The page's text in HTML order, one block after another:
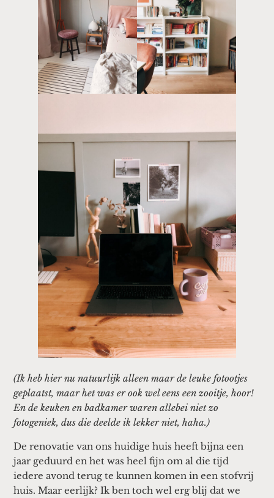
(Ik heb hier nu natuurlijk alleen maar de leuke fotootjes
geplaatst, maar het was er ook wel eens een zooitje, hoor!
En de keuken en badkamer waren allebei niet zo
fotogeniek, dus die deelde ik lekker niet, haha.)
De renovatie van ons huidige huis heeft bijna een
jaar geduurd en het was heel fijn om al die tijd
iedere avond terug te kunnen komen in een stofvrij
huis. Maar eerlijk? Ik ben toch wel erg blij dat we